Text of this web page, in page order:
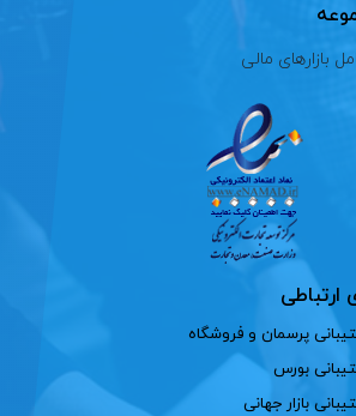
بازارهای مالی
ارتباطی
پرسمان و فروشگاه
بورس
بازار جهانی